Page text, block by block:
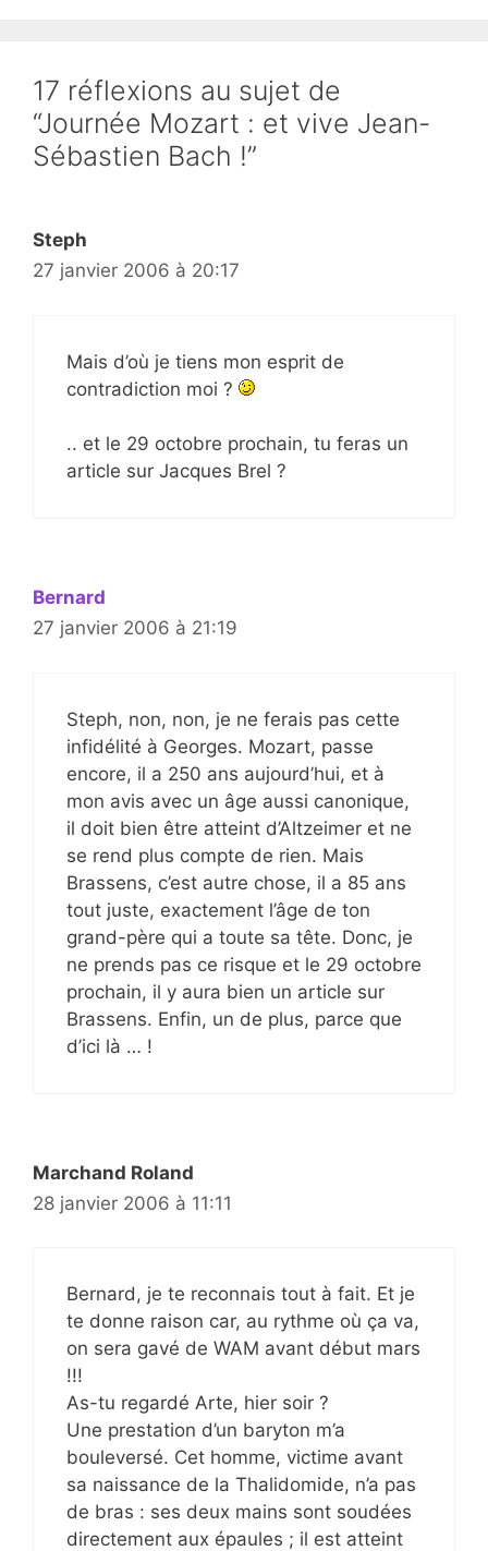
17 réflexions au sujet de
“Journée Mozart : et vive Jean-
Sébastien Bach !”
Steph
27 janvier 2006 à 20:17
Mais d’où je tiens mon esprit de
contradiction moi ?
.. et le 29 octobre prochain, tu feras un
article sur Jacques Brel ?
Bernard
27 janvier 2006 à 21:19
Steph, non, non, je ne ferais pas cette
infidélité à Georges. Mozart, passe
encore, il a 250 ans aujourd’hui, et à
mon avis avec un âge aussi canonique,
il doit bien être atteint d’Altzeimer et ne
se rend plus compte de rien. Mais
Brassens, c’est autre chose, il a 85 ans
tout juste, exactement l’âge de ton
grand-père qui a toute sa tête. Donc, je
ne prends pas ce risque et le 29 octobre
prochain, il y aura bien un article sur
Brassens. Enfin, un de plus, parce que
d’ici là … !
Marchand Roland
28 janvier 2006 à 11:11
Bernard, je te reconnais tout à fait. Et je
te donne raison car, au rythme où ça va,
on sera gavé de WAM avant début mars
!!!
As-tu regardé Arte, hier soir ?
Une prestation d’un baryton m’a
bouleversé. Cet homme, victime avant
sa naissance de la Thalidomide, n’a pas
de bras : ses deux mains sont soudées
directement aux épaules ; il est atteint